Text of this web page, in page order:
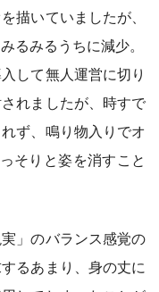
描いていましたが、
るみるうちに減少。
して無人運営に切り
れましたが、時すで
ず、鳴り物入りでオ
そりと姿を消すこと
」のバランス感覚の
るあまり、身の丈に